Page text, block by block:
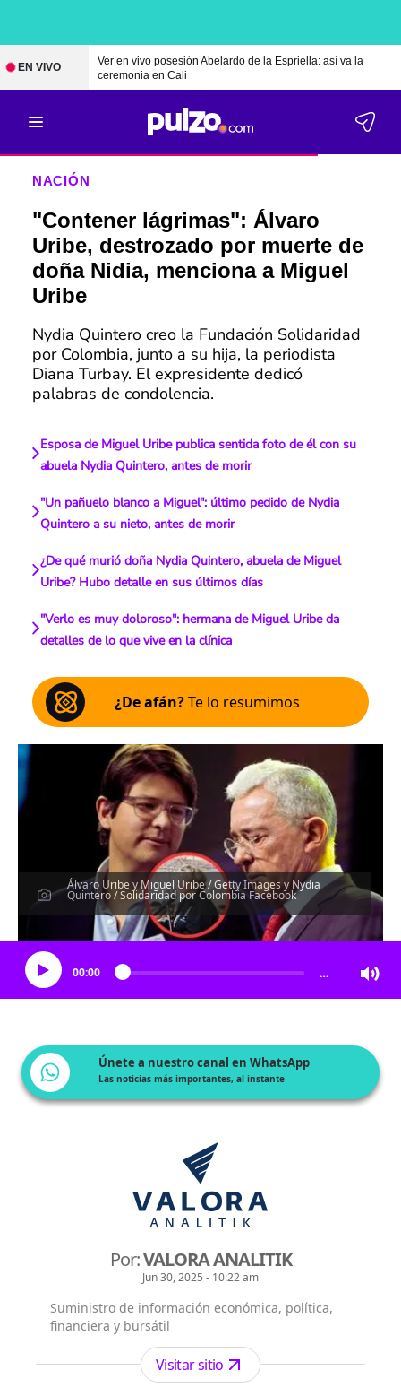
EN VIVO
Ver en vivo posesión Abelardo de la Espriella: así va la
ceremonia en Cali
NACIÓN
"Contener lágrimas": Álvaro
Uribe, destrozado por muerte de
doña Nidia, menciona a Miguel
Uribe
Nydia Quintero creo la Fundación Solidaridad
por Colombia, junto a su hija, la periodista
Diana Turbay. El expresidente dedicó
palabras de condolencia.
Esposa de Miguel Uribe publica sentida foto de él con su
abuela Nydia Quintero, antes de morir
"Un pañuelo blanco a Miguel": último pedido de Nydia
Quintero a su nieto, antes de morir
¿De qué murió doña Nydia Quintero, abuela de Miguel
Uribe? Hubo detalle en sus últimos días
"Verlo es muy doloroso": hermana de Miguel Uribe da
detalles de lo que vive en la clínica
¿De afán?Te lo resumimos
Álvaro Uribe y Miguel Uribe / Getty Images y Nydia
Quintero / Solidaridad por Colombia Facebook
Escucha el artículo
00:00 …
Únete a nuestro canal en WhatsApp
Las noticias más importantes, al instante
Por:VALORA ANALITIK
Jun 30, 2025 - 10:22 am
Suministro de información económica, política,
financiera y bursátil
Visitar sitio